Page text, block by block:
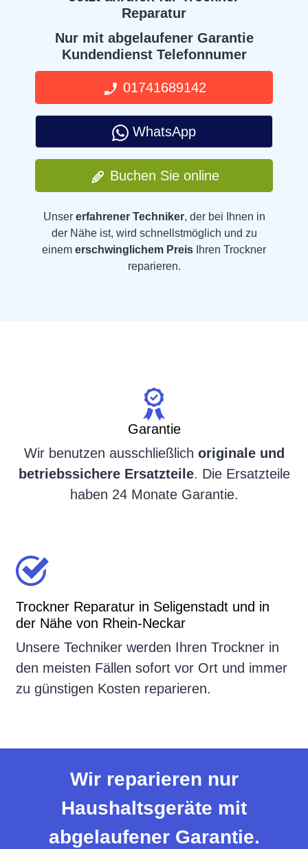
Reparatur
Nur mit abgelaufener Garantie
Kundendienst Telefonnumer
01741689142
WhatsApp
Buchen Sie online
Unser erfahrener Techniker, der bei Ihnen in
der Nähe ist, wird schnellstmöglich und zu
einem erschwinglichem Preis Ihren Trockner
reparieren.
Garantie
Wir benutzen ausschließlich originale und
betriebssichere Ersatzteile. Die Ersatzteile
haben 24 Monate Garantie.
Trockner Reparatur in Seligenstadt und in
der Nähe von Rhein-Neckar
Unsere Techniker werden Ihren Trockner in
den meisten Fällen sofort vor Ort und immer
zu günstigen Kosten reparieren.
Wir reparieren nur
Haushaltsgeräte mit
abgelaufener Garantie.